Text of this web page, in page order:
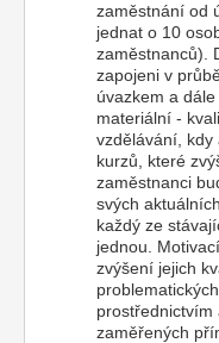
zaměstnání od
jednat o 10
zaměstnanců).
zapojeni v
úvazkem a
materiální -
vzdělávání, kdy
kurzů, které
zaměstnanci
svých
každý ze
jednou.
zvýšení jejich
prostřednictvím
zaměřených